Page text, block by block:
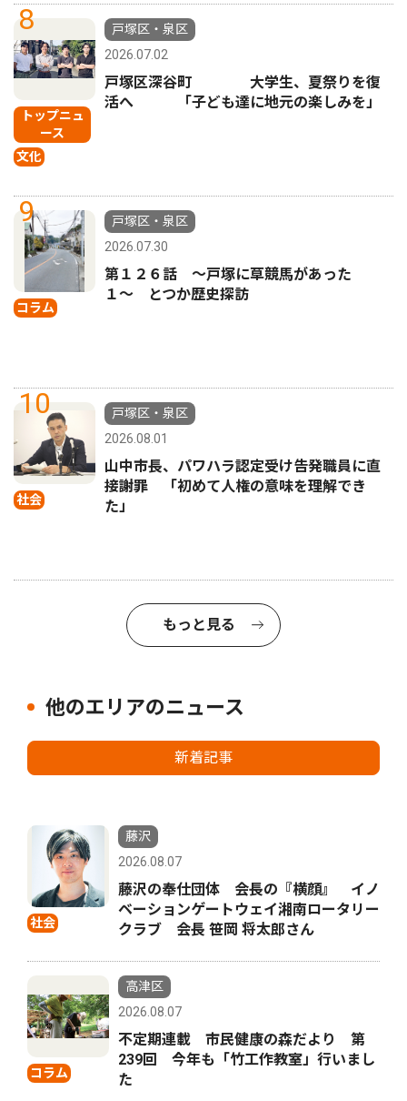
8
トップニュ
ース
文化
戸塚区・泉区
2026.07.02
戸塚区深谷町 大学生、夏祭りを復
活へ 「子ども達に地元の楽しみを」
9
コラム
戸塚区・泉区
2026.07.30
第１２６話 〜戸塚に草競馬があった
１〜 とつか歴史探訪
10
社会
戸塚区・泉区
2026.08.01
山中市長、パワハラ認定受け告発職員に直
接謝罪 「初めて人権の意味を理解でき
た」
もっと見る
他のエリアのニュース
新着記事
社会
藤沢
2026.08.07
藤沢の奉仕団体 会長の『横顔』 イノ
ベーションゲートウェイ湘南ロータリー
クラブ 会長 笹岡 将太郎さん
コラム
高津区
2026.08.07
不定期連載 市民健康の森だより 第
239回 今年も「竹工作教室」行いまし
た